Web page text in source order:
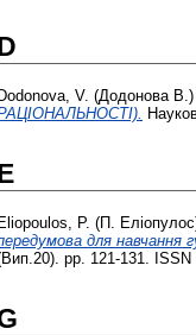
Dodonova, V. (Додонова В.)
Eliopoulos, P. (П.
для навчання
pp. 121-131. ISSN